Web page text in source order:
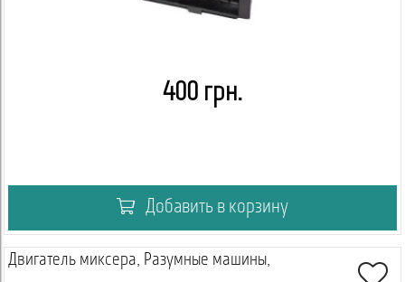
400 грн.
Добавить в корзину
Двигатель миксера, Разумные машины,